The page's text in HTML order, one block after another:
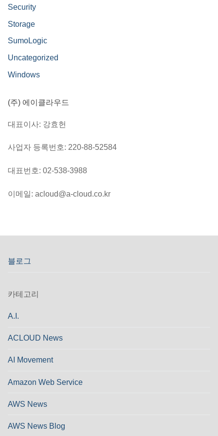
Security
Storage
SumoLogic
Uncategorized
Windows
(주) 에이클라우드
대표이사: 강효헌
사업자 등록번호: 220-88-52584
대표번호: 02-538-3988
이메일: acloud@a-cloud.co.kr
블로그
카테고리
A.I.
ACLOUD News
AI Movement
Amazon Web Service
AWS News
AWS News Blog